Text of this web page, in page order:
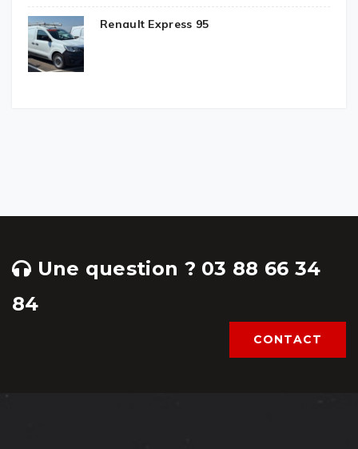
Renault Express 95
Une question ? 03 88 66 34
84
CONTACT